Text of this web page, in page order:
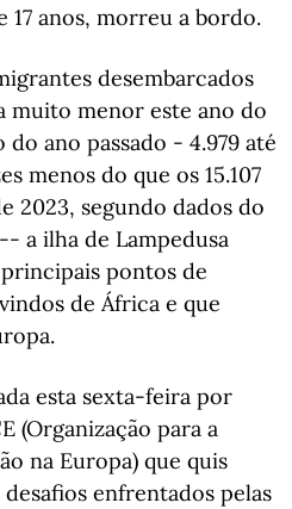
17 anos, morreu a bordo.
desembarcados
muito menor este ano do
ano passado - 4.979 até
menos do que os 15.107
2023, segundo dados do
a ilha de Lampedusa
pontos de
de África e que
esta sexta-feira por
(Organização para a
na Europa) que quis
enfrentados pelas